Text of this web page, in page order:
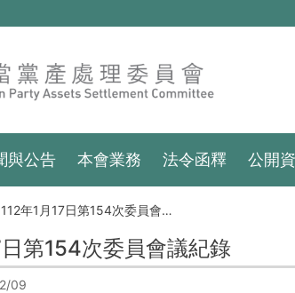
與公告 本會業務 法令函釋 公開
112年1月17日第154次委員會議紀錄
日第154次委員會議紀錄
09